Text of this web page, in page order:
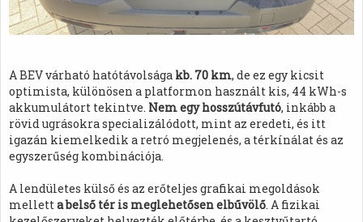
A BEV várható hatótávolsága kb. 70 km, de ez egy kicsit
optimista, különösen a platformon használt kis, 44 kWh-s
akkumulátort tekintve. Nem egy hosszútávfutó, inkább a
rövid ugrásokra specializálódott, mint az eredeti, és itt
igazán kiemelkedik a retró megjelenés, a térkínálat és az
egyszerűség kombinációja.
A lendületes külső és az erőteljes grafikai megoldások
mellett a belső tér is meglehetősen elbűvölő. A fizikai